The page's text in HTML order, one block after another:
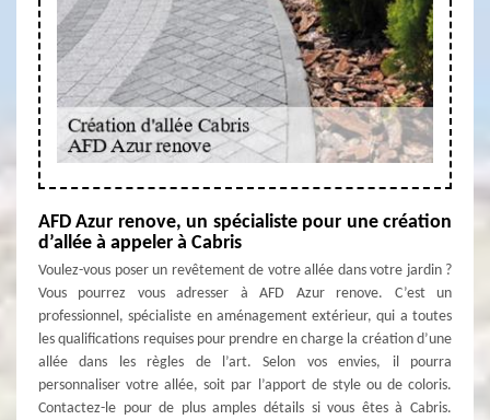
AFD Azur renove, un spécialiste pour une création
d’allée à appeler à Cabris
Voulez-vous poser un revêtement de votre allée dans votre jardin ?
Vous pourrez vous adresser à AFD Azur renove. C’est un
professionnel, spécialiste en aménagement extérieur, qui a toutes
les qualifications requises pour prendre en charge la création d’une
allée dans les règles de l’art. Selon vos envies, il pourra
personnaliser votre allée, soit par l’apport de style ou de coloris.
Contactez-le pour de plus amples détails si vous êtes à Cabris.